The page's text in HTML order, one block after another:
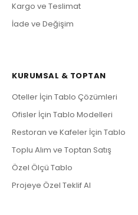
Kargo ve Teslimat
İade ve Değişim
KURUMSAL & TOPTAN
Oteller İçin Tablo Çözümleri
Ofisler İçin Tablo Modelleri
Restoran ve Kafeler İçin Tablo
Toplu Alım ve Toptan Satış
Özel Ölçü Tablo
Projeye Özel Teklif Al